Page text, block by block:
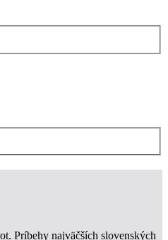
Príbehy najväčších slovenských